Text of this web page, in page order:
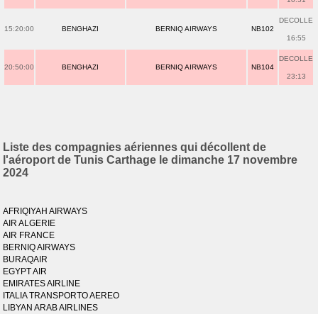
15:20:00 BENGHAZI BERNIQ AIRWAYS NB102
DECOLLE
16:55
20:50:00 BENGHAZI BERNIQ AIRWAYS NB104
DECOLLE
23:13
Liste des compagnies aériennes qui décollent de
l'aéroport de Tunis Carthage le dimanche 17 novembre
2024
AFRIQIYAH AIRWAYS
AIR ALGERIE
AIR FRANCE
BERNIQ AIRWAYS
BURAQAIR
EGYPT AIR
EMIRATES AIRLINE
ITALIA TRANSPORTO AEREO
LIBYAN ARAB AIRLINES